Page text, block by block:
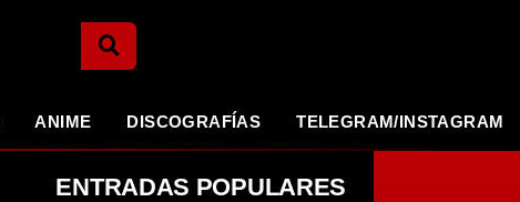
ANIME DISCOGRAFÍAS TELEGRAM/INSTAGRAM
ENTRADAS POPULARES